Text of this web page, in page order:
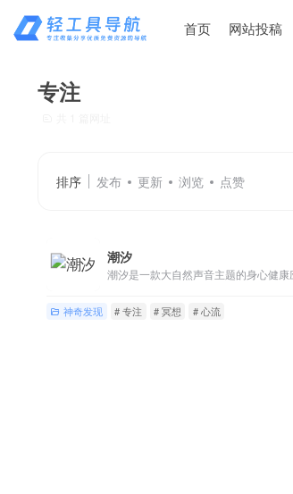
首页 网站投稿
专注
排序 发布 更新 浏览 点赞
潮汐
神奇发现 # 专注 # 冥想 # 心流